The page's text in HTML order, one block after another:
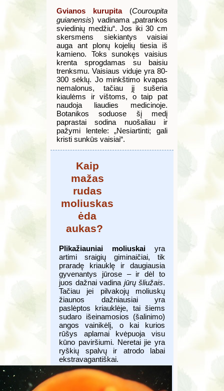
Gvianos kurupita(Couroupita
guianensis) vadinama „patrankos
sviedinių medžiu“. Jos iki 30 cm
skersmens siekiantys vaisiai
auga ant plonų kojelių tiesia iš
kamieno. Toks sunokęs vaisius
krenta sprogdamas su baisiu
trenksmu. Vaisiaus viduje yra 80-
300 sėklų. Jo minkštimo kvapas
nemalonus, tačiau jį sušeria
kiaulėms ir vištoms, o taip pat
naudoja liaudies medicinoje.
Botanikos soduose šį medį
paprastai sodina nuošaliau ir
pažymi lentele: „Nesiartinti; gali
kristi sunkūs vaisiai“.
Kaip
mažas
rudas
moliuskas
ėda
aukas?
Plikažiauniai moliuskai yra
artimi sraigių giminaičiai, tik
praradę kriauklę ir daugiausia
gyvenantys jūrose – ir dėl to
juos dažnai vadina jūrų šliužais.
Tačiau jei pilvakojų moliuskų
žiaunos dažniausiai yra
paslėptos kriauklėje, tai šiems
sudaro išeinamosios (šalinimo)
angos vainikėlį, o kai kurios
rūšys aplamai kvėpuoja visu
kūno paviršiumi. Neretai jie yra
ryškių spalvų ir atrodo labai
ekstravagantiškai.